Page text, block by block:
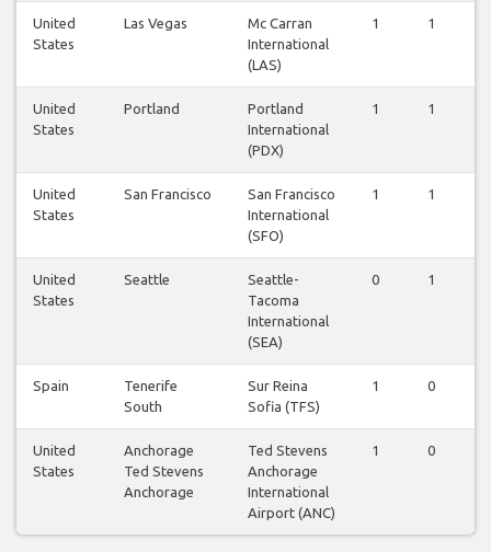
United
States
Las Vegas
Mc Carran
International
(LAS)
1 1
United
States
Portland
Portland
International
(PDX)
1 1
United
States
San Francisco
San Francisco
International
(SFO)
1 1
United
States
Seattle
Seattle-
Tacoma
International
(SEA)
0 1
Spain
Tenerife
South
Sur Reina
Sofia (TFS)
1 0
United
States
Anchorage
Ted Stevens
Anchorage
Ted Stevens
Anchorage
International
Airport (ANC)
1 0